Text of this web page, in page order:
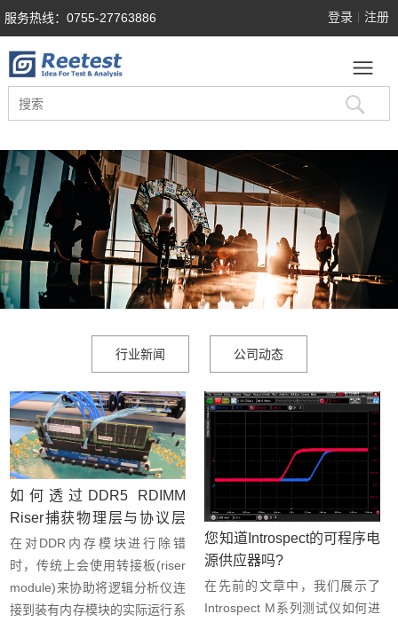
服务热线：0755-27763886 登录 注册
行业新闻 公司动态
如何透过DDR5 RDIMM
Riser捕获物理层与协议层
数据
在对DDR内存模块进行除错
时，传统上会使用转接板(riser
module)来协助将逻辑分析仪连
接到装有内存模块的实际运行系
您知道Introspect的可程序电
源供应器吗?
在先前的文章中，我们展示了
Introspect M系列测试仪如何进